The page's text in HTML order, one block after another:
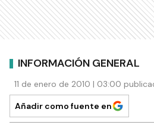
INFORMACIÓN GENERAL
11 de enero de 2010 | 03:00
Añadir como fuente en